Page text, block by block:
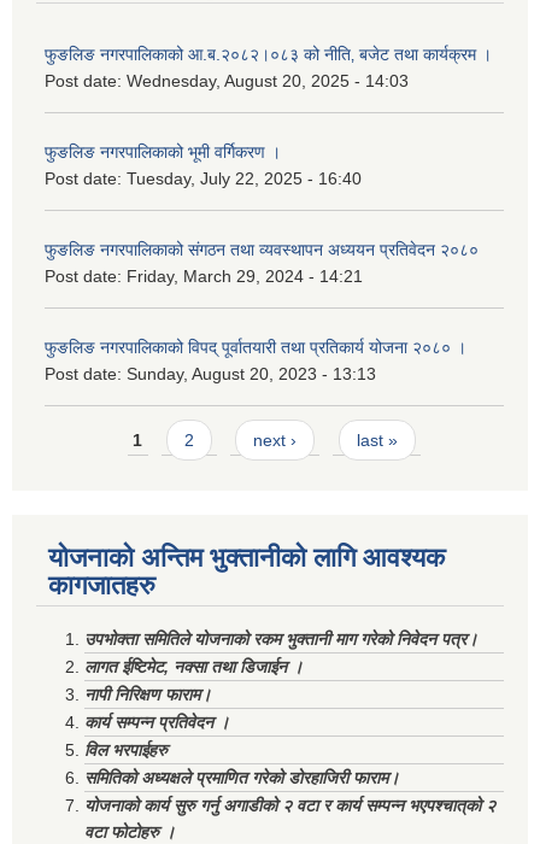
फुङलिङ नगरपालिकाको आ.ब.२०८२।०८३ को नीति‚ बजेट तथा कार्यक्रम ।
Post date: Wednesday, August 20, 2025 - 14:03
फुङलिङ नगरपालिकाको भूमी वर्गिकरण ।
Post date: Tuesday, July 22, 2025 - 16:40
फुङलिङ नगरपालिकाको संगठन तथा व्यवस्थापन अध्ययन प्रतिवेदन २०८०
Post date: Friday, March 29, 2024 - 14:21
फुङलिङ नगरपालिकाको विपद् पूर्वातयारी तथा प्रतिकार्य योजना २०८० ।
Post date: Sunday, August 20, 2023 - 13:13
Pages1 2 next › last »
योजनाको अन्तिम भुक्तानीको लागि आवश्यक
कागजातहरु
उपभोक्ता समितिले योजनाको रकम भुक्तानी माग गरेको निवेदन पत्र।
लागत ईष्टिमेट, नक्सा तथा डिजाईन ।
नापी निरिक्षण फाराम।
कार्य सम्पन्न प्रतिवेदन ।
विल भरपाईहरु
समितिको अध्यक्षले प्रमाणित गरेको डोरहाजिरी फाराम।
योजनाको कार्य सुरु गर्नु अगाडीको २ वटा र कार्य सम्पन्न भएपश्चात्‌को २
वटा फोटोहरु ।